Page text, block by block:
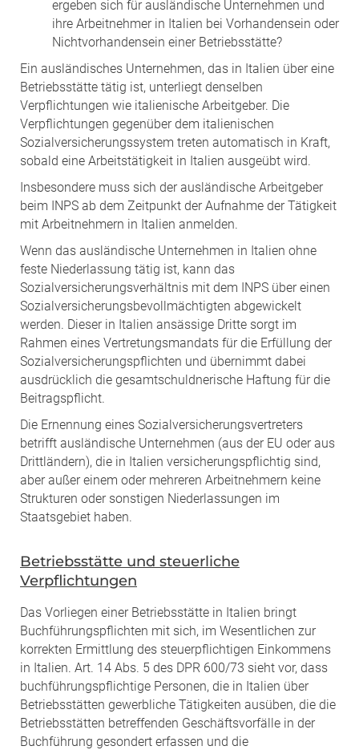
ergeben sich für ausländische Unternehmen und
ihre Arbeitnehmer in Italien bei Vorhandensein oder
Nichtvorhandensein einer Betriebsstätte?
Ein ausländisches Unternehmen, das in Italien über eine
Betriebsstätte tätig ist, unterliegt denselben
Verpflichtungen wie italienische Arbeitgeber. Die
Verpflichtungen gegenüber dem italienischen
Sozialversicherungssystem treten automatisch in Kraft,
sobald eine Arbeitstätigkeit in Italien ausgeübt wird.
Insbesondere muss sich der ausländische Arbeitgeber
beim INPS ab dem Zeitpunkt der Aufnahme der Tätigkeit
mit Arbeitnehmern in Italien anmelden.
Wenn das ausländische Unternehmen in Italien ohne
feste Niederlassung tätig ist, kann das
Sozialversicherungsverhältnis mit dem INPS über einen
Sozialversicherungsbevollmächtigten abgewickelt
werden. Dieser in Italien ansässige Dritte sorgt im
Rahmen eines Vertretungsmandats für die Erfüllung der
Sozialversicherungspflichten und übernimmt dabei
ausdrücklich die gesamtschuldnerische Haftung für die
Beitragspflicht.
Die Ernennung eines Sozialversicherungsvertreters
betrifft ausländische Unternehmen (aus der EU oder aus
Drittländern), die in Italien versicherungspflichtig sind,
aber außer einem oder mehreren Arbeitnehmern keine
Strukturen oder sonstigen Niederlassungen im
Staatsgebiet haben.
Betriebsstätte und steuerliche
Verpflichtungen
Das Vorliegen einer Betriebsstätte in Italien bringt
Buchführungspflichten mit sich, im Wesentlichen zur
korrekten Ermittlung des steuerpflichtigen Einkommens
in Italien. Art. 14 Abs. 5 des DPR 600/73 sieht vor, dass
buchführungspflichtige Personen, die in Italien über
Betriebsstätten gewerbliche Tätigkeiten ausüben, die die
Betriebsstätten betreffenden Geschäftsvorfälle in der
Buchführung gesondert erfassen und die